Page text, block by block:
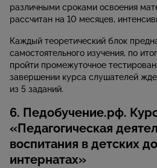
различными сроками освоения
рассчитан на 10 месяцев,
Каждый теоретический блок
самостоятельного изучения, по
пройти промежуточное
завершении курса слушателей
из 5 заданий.
6. Педобучение.рф.
«Педагогическая
воспитания в детских
интернатах»